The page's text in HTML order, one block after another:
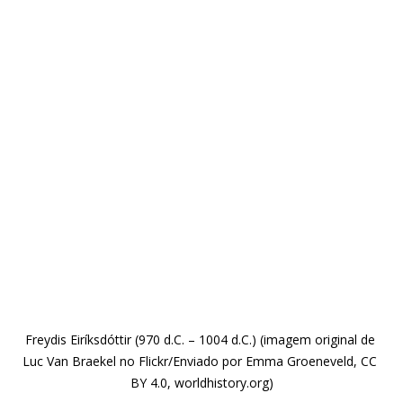
Freydis Eiríksdóttir (970 d.C. – 1004 d.C.) (imagem original de
Luc Van Braekel no Flickr/Enviado por Emma Groeneveld, CC
BY 4.0, worldhistory.org)